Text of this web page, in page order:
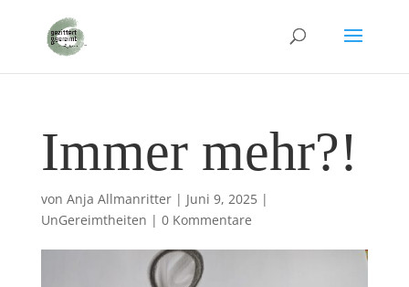
Immer mehr?!
von Anja Allmanritter| Juni 9, 2025|
UnGereimtheiten | 0 Kommentare